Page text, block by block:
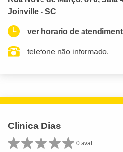
Joinville - SC
ver horario de
telefone não informado.
Clinica Dias
0 aval.